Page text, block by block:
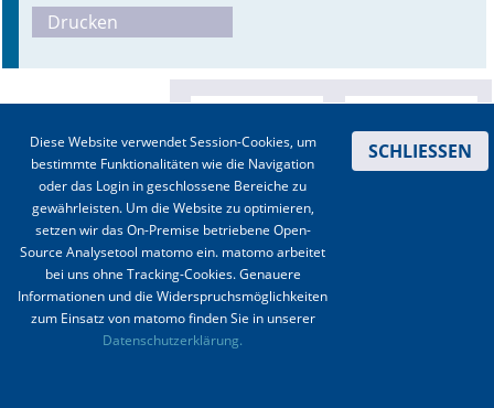
A&I English
Autoren-Service
Bestell-Service
Stellenmarkt
Kongresskalender
Drucken
Impressum Datenschutz
Diese Website verwendet Session-Cookies, um
bestimmte Funktionalitäten wie die Navigation
oder das Login in geschlossene Bereiche zu
gewährleisten. Um die Website zu optimieren,
setzen wir das On-Premise betriebene Open-
Source Analysetool matomo ein. matomo arbeitet
bei uns ohne Tracking-Cookies. Genauere
Informationen und die Widerspruchsmöglichkeiten
zum Einsatz von matomo finden Sie in unserer
Datenschutzerklärung.
SCHLIESSEN